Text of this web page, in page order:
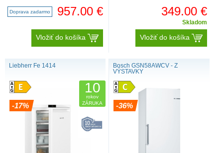
Osvětlení mra..
Doprava zadarmo 957.00 €
Vložiť do košíka
a spotřeba Energet..349.00 €
Skladom
Vložiť do košíka
Liebherr Fe 1414
-17%
10
rokov
ZÁRUKA
Bosch GSN58AWCV - Z
VÝSTAVKY
-36%